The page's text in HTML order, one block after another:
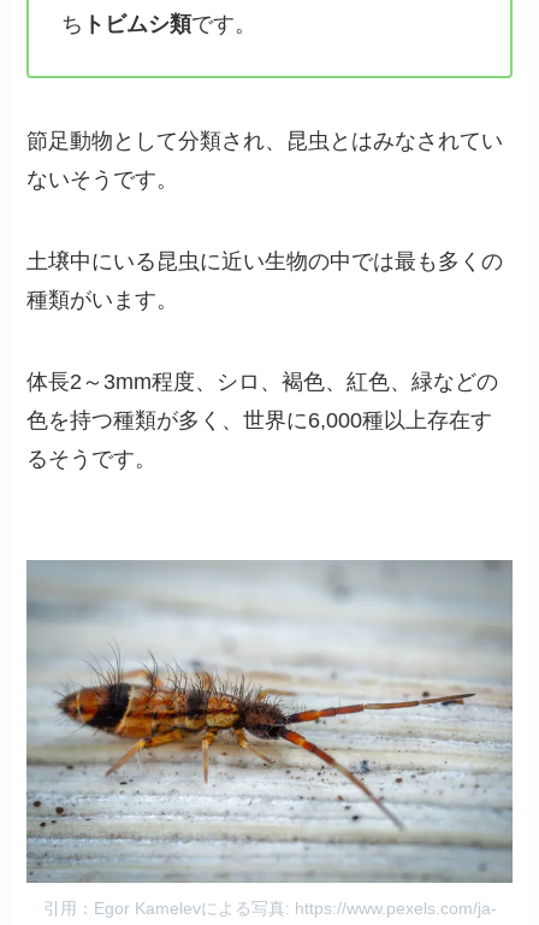
ち トビムシ類です。
節足動物として分類され、昆虫とはみなされてい
ないそうです。
土壌中にいる昆虫に近い生物の中では最も多くの
種類がいます。
体長2～3mm程度、シロ、褐色、紅色、緑などの
色を持つ種類が多く、世界に6,000種以上存在す
るそうです。
引用：Egor Kamelevによる写真: https://www.pexels.com/ja-